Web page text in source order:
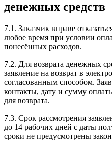
денежных средств
7.1. Заказчик вправе
любое время при условии
понесённых расходов.
7.2. Для возврата денежных
заявление на возврат в
согласованным способом.
контакты, дату и сумму
для возврата.
7.3. Срок рассмотрения
до 14 рабочих дней с даты
сроки не предусмотрены